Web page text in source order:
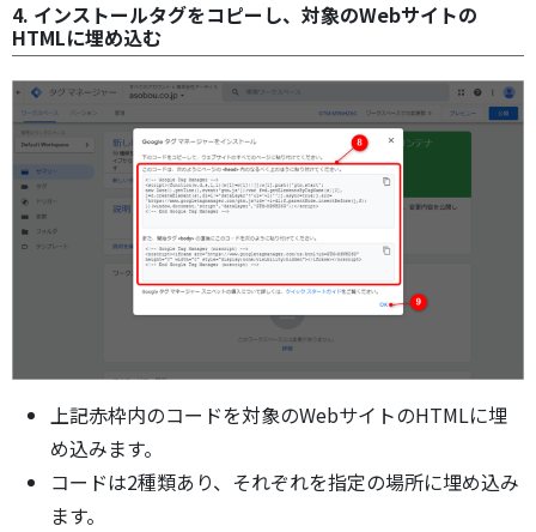
4. インストールタグをコピーし、対象のWebサイトの
HTMLに埋め込む
上記赤枠内のコードを対象のWebサイトのHTMLに埋
め込みます。
コードは2種類あり、それぞれを指定の場所に埋め込み
ます。